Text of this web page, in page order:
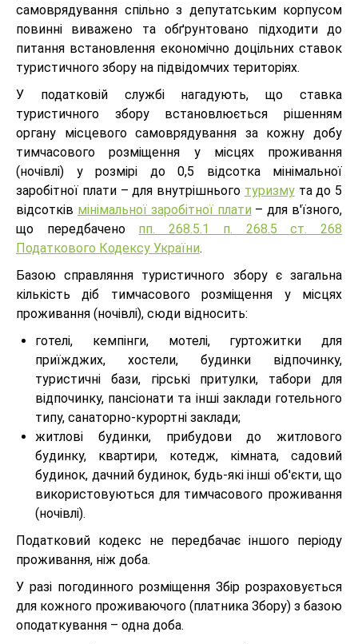
самоврядування спільно з депутатським корпусом
повинні виважено та обґрунтовано підходити до
питання встановлення економічно доцільних ставок
туристичного збору на підвідомчих територіях.
У податковій службі нагадують, що ставка
туристичного збору встановлюється рішенням
органу місцевого самоврядування за кожну добу
тимчасового розміщення у місцях проживання
(ночівлі) у розмірі до 0,5 відсотка мінімальної
заробітної плати – для внутрішнього туризмута до 5
відсотків мінімальної заробітної плати– для в'їзного,
що передбачено пп. 268.5.1 п. 268.5 ст. 268
Податкового Кодексу України.
Базою справляння туристичного збору є загальна
кількість діб тимчасового розміщення у місцях
проживання (ночівлі), сюди відносить:
готелі, кемпінги, мотелі, гуртожитки для
приїжджих, хостели, будинки відпочинку,
туристичні бази, гірські притулки, табори для
відпочинку, пансіонати та інші заклади готельного
типу, санаторно-курортні заклади;
житлові будинки, прибудови до житлового
будинку, квартири, котедж, кімната, садовий
будинок, дачний будинок, будь-які інші об'єкти, що
використовуються для тимчасового проживання
(ночівлі).
Податковий кодекс не передбачає іншого періоду
проживання, ніж доба.
У разі погодинного розміщення Збір розраховується
для кожного проживаючого (платника Збору) з базою
оподаткування – одна доба.